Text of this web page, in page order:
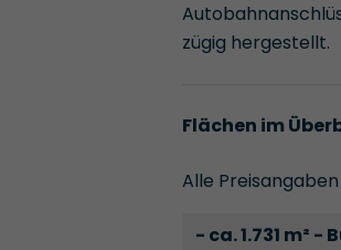
zügig hergestellt.
Flächen im
Alle Preisangaben
- ca. 1.731 m² -